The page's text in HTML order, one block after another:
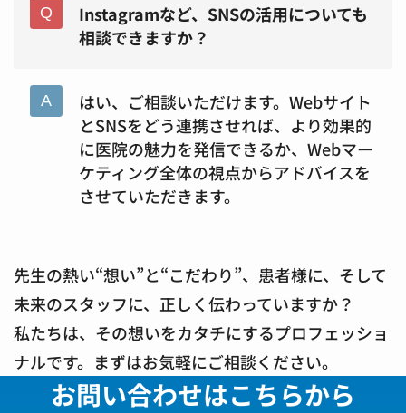
Instagramなど、SNSの活用についても
相談できますか？
はい、ご相談いただけます。Webサイト
とSNSをどう連携させれば、より効果的
に医院の魅力を発信できるか、Webマー
ケティング全体の視点からアドバイスを
させていただきます。
先生の熱い“想い”と“こだわり”、患者様に、そして
未来のスタッフに、正しく伝わっていますか？
私たちは、その想いをカタチにするプロフェッショ
ナルです。まずはお気軽にご相談ください。
お問い合わせはこちらから